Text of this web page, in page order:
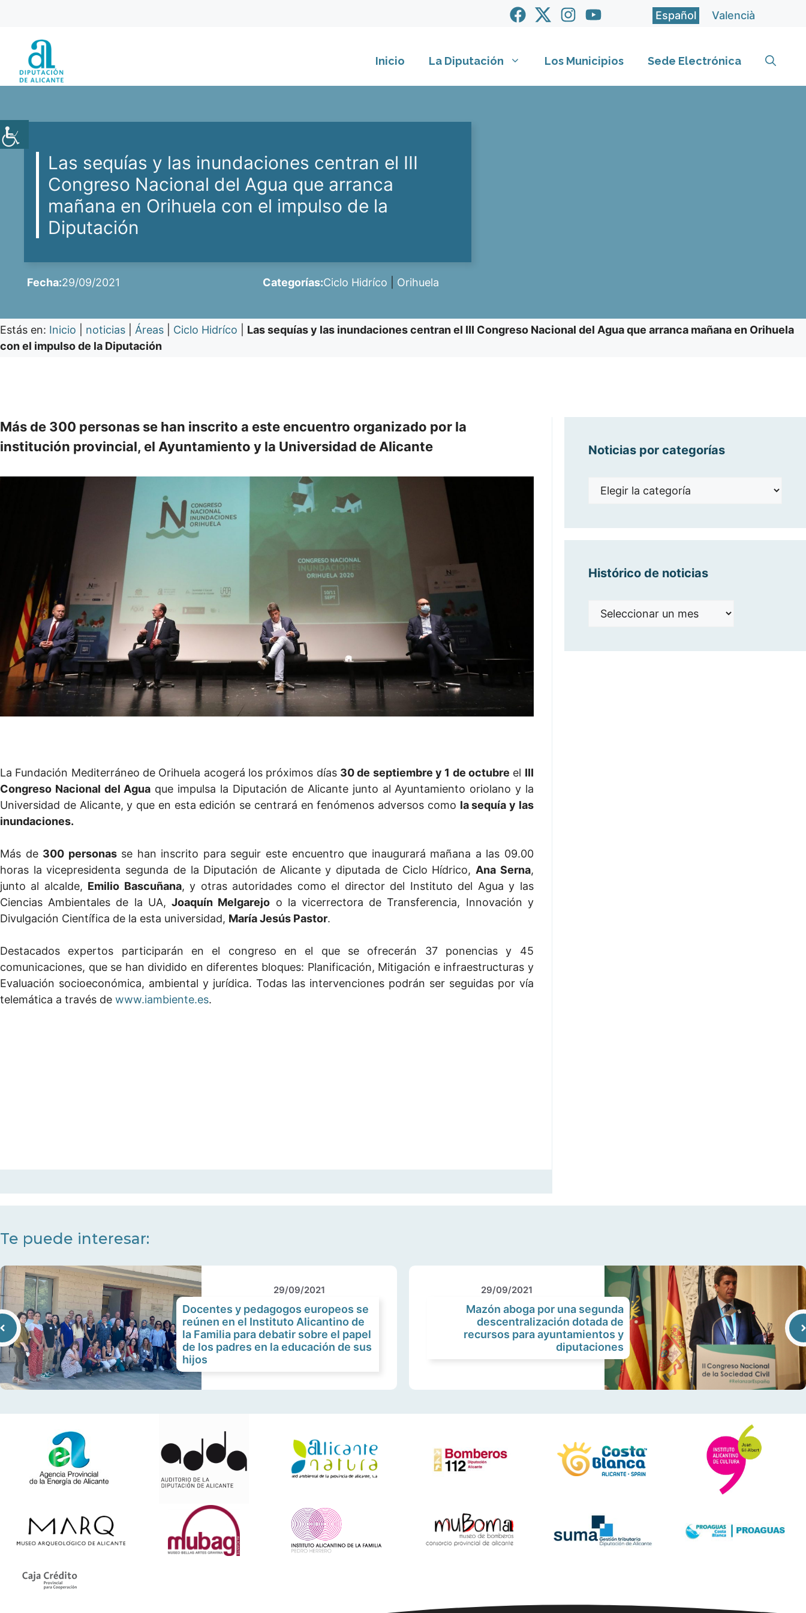
contenido
Español Valencià
Inicio La Diputación Los Municipios Sede Electrónica
Las sequías y las inundaciones centran el III
Congreso Nacional del Agua que arranca
mañana en Orihuela con el impulso de la
Diputación
Fecha:29/09/2021 Categorías:Ciclo Hidríco Orihuela
Estás en: Inicio noticias Áreas Ciclo Hidríco
Las sequías y las inundaciones centran el III Congreso Nacional del Agua que arranca mañana en Orihuela
con el impulso de la Diputación
Más de 300 personas se han inscrito a este encuentro organizado por la
institución provincial, el Ayuntamiento y la Universidad de Alicante
La Fundación Mediterráneo de Orihuela acogerá los próximos días 30 de septiembre y 1 de octubre el III
Congreso Nacional del Agua que impulsa la Diputación de Alicante junto al Ayuntamiento oriolano y la
Universidad de Alicante, y que en esta edición se centrará en fenómenos adversos como la sequía y las
inundaciones.
Más de 300 personasse han inscrito para seguir este encuentro que inaugurará mañana a las 09.00
horas la vicepresidenta segunda de la Diputación de Alicante y diputada de Ciclo Hídrico,Ana Serna,
junto al alcalde, Emilio Bascuñana, y otras autoridades como el director del Instituto del Agua y las
Ciencias Ambientales de la UA,Joaquín Melgarejo o la vicerrectora de Transferencia, Innovación y
Divulgación Científica de la esta universidad, María Jesús Pastor.
Destacados expertos participarán en el congreso en el que se ofrecerán 37 ponencias y 45
comunicaciones, que se han dividido en diferentes bloques: Planificación, Mitigación e infraestructuras y
Evaluación socioeconómica, ambiental y jurídica. Todas las intervenciones podrán ser seguidas por vía
telemática a través de www.iambiente.es.
Noticias por categorías
Noticias
Histórico de noticias
Histórico
Te puede interesar:
29/09/2021
Docentes y pedagogos europeos se
reúnen en el Instituto Alicantino de
la Familia para debatir sobre el papel
de los padres en la educación de sus
hijos
29/09/2021
Mazón aboga por una segunda
descentralización dotada de
recursos para ayuntamientos y
diputaciones